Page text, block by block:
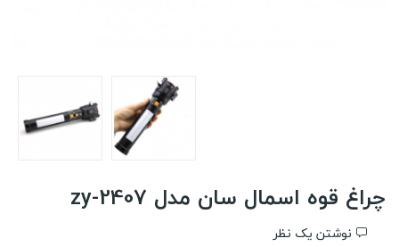
چراغ قوه اسمال سان مدل zy-2407
نوشتن یک نظر